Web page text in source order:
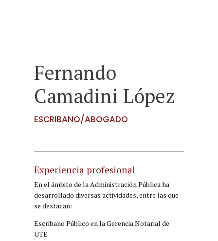
Fernando
Camadini López
ESCRIBANO/ABOGADO
Experiencia profesional
En el ámbito de la Administración Pública ha
desarrollado diversas actividades, entre las que
se destacan:
Escribano Público en la Gerencia Notarial de
UTE